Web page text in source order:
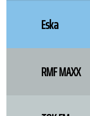
Eska
RMF MAXX